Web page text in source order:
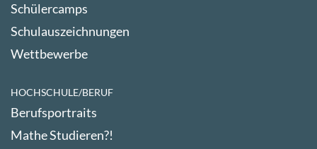
Schülercamps
Schulauszeichnungen
Wettbewerbe
HOCHSCHULE/BERUF
Berufsportraits
Mathe Studieren?!